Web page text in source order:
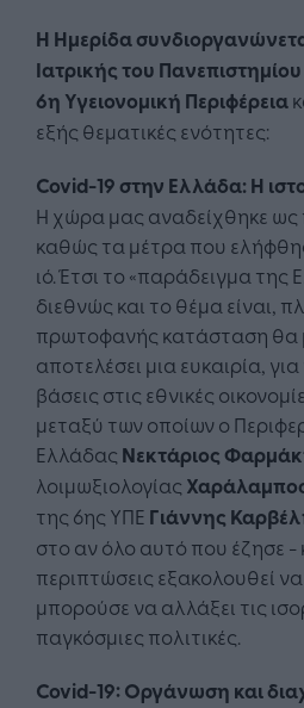
Η Ημερίδα
Ιατρικής του
6η Υγειονομική Περιφέρεια
εξής θεματικές ενότητες:
Covid-19 στην Ελλάδα: Η
Η χώρα μας αναδείχθηκε ως
καθώς τα μέτρα που
ιό. Έτσι το «παράδειγμα της
διεθνώς και το θέμα είναι,
πρωτοφανής κατάσταση θα
αποτελέσει μια ευκαιρία,
βάσεις στις εθνικές
μεταξύ των οποίων ο
Ελλάδας Νεκτάριος
λοιμωξιολογίας
της 6ης ΥΠΕ Γιάννης
στο αν όλο αυτό που έζησε -
περιπτώσεις εξακολουθεί
μπορούσε να αλλάξει τις
παγκόσμιες πολιτικές.
Covid-19: Οργάνωση και